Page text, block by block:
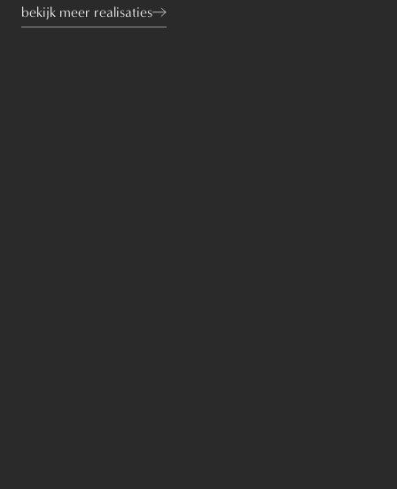
bekijk meer realisaties